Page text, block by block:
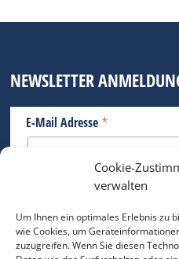
Cookie-
verwalten
Um Ihnen ein optimales Erlebnis zu
wie Cookies, um
zuzugreifen. Wenn Sie diesen
NEWSLETTER
E-Mail Adresse *
Bitte geben Sie Ihre E-Mail Adresse ein.